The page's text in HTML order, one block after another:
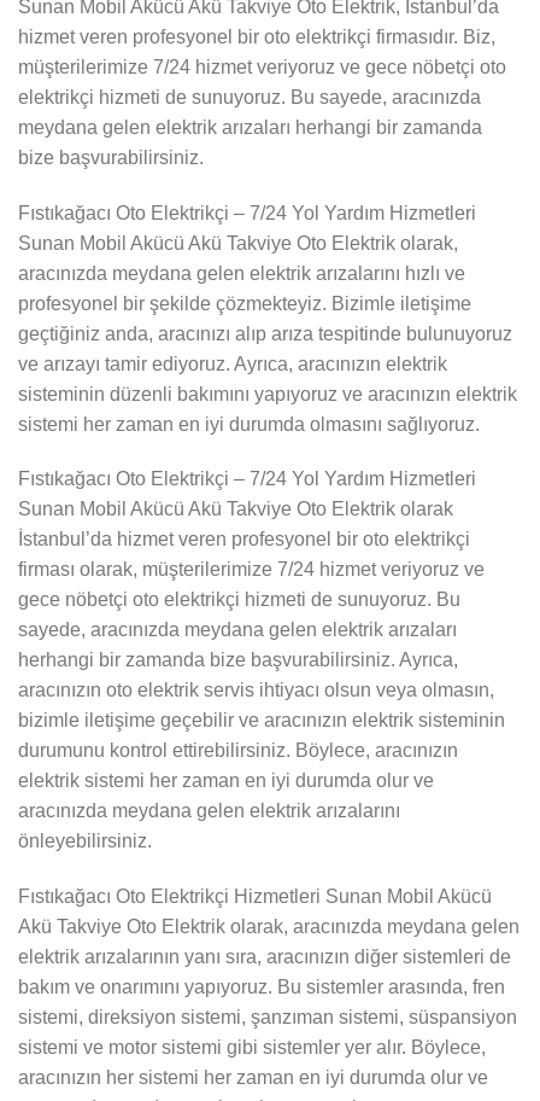
Sunan Mobil Akücü Akü Takviye Oto Elektrik, İstanbul’da
hizmet veren profesyonel bir oto elektrikçi firmasıdır. Biz,
müşterilerimize 7/24 hizmet veriyoruz ve gece nöbetçi oto
elektrikçi hizmeti de sunuyoruz. Bu sayede, aracınızda
meydana gelen elektrik arızaları herhangi bir zamanda
bize başvurabilirsiniz.
Fıstıkağacı Oto Elektrikçi – 7/24 Yol Yardım Hizmetleri
Sunan Mobil Akücü Akü Takviye Oto Elektrik olarak,
aracınızda meydana gelen elektrik arızalarını hızlı ve
profesyonel bir şekilde çözmekteyiz. Bizimle iletişime
geçtiğiniz anda, aracınızı alıp arıza tespitinde bulunuyoruz
ve arızayı tamir ediyoruz. Ayrıca, aracınızın elektrik
sisteminin düzenli bakımını yapıyoruz ve aracınızın elektrik
sistemi her zaman en iyi durumda olmasını sağlıyoruz.
Fıstıkağacı Oto Elektrikçi – 7/24 Yol Yardım Hizmetleri
Sunan Mobil Akücü Akü Takviye Oto Elektrik olarak
İstanbul’da hizmet veren profesyonel bir oto elektrikçi
firması olarak, müşterilerimize 7/24 hizmet veriyoruz ve
gece nöbetçi oto elektrikçi hizmeti de sunuyoruz. Bu
sayede, aracınızda meydana gelen elektrik arızaları
herhangi bir zamanda bize başvurabilirsiniz. Ayrıca,
aracınızın oto elektrik servis ihtiyacı olsun veya olmasın,
bizimle iletişime geçebilir ve aracınızın elektrik sisteminin
durumunu kontrol ettirebilirsiniz. Böylece, aracınızın
elektrik sistemi her zaman en iyi durumda olur ve
aracınızda meydana gelen elektrik arızalarını
önleyebilirsiniz.
Fıstıkağacı Oto Elektrikçi Hizmetleri Sunan Mobil Akücü
Akü Takviye Oto Elektrik olarak, aracınızda meydana gelen
elektrik arızalarının yanı sıra, aracınızın diğer sistemleri de
bakım ve onarımını yapıyoruz. Bu sistemler arasında, fren
sistemi, direksiyon sistemi, şanzıman sistemi, süspansiyon
sistemi ve motor sistemi gibi sistemler yer alır. Böylece,
aracınızın her sistemi her zaman en iyi durumda olur ve